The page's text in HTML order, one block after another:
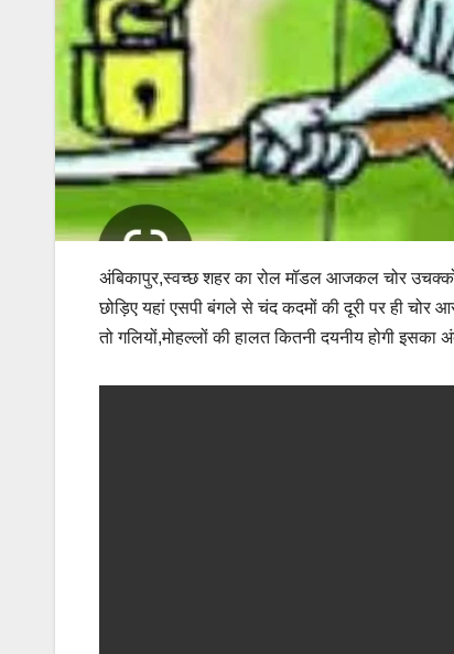
अंबिकापुर,स्वच्छ शहर का रोल मॉडल आजकल चोर
छोड़िए यहां एसपी बंगले से चंद कदमों की दूरी पर ही चोर
तो गलियों,मोहल्लों की हालत कितनी दयनीय होगी